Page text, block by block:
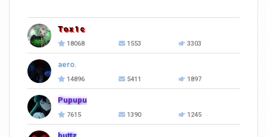
Tox1c
18068 1553 3303
aero.
14896 5411 1897
Pupupu
7615 1390 1245